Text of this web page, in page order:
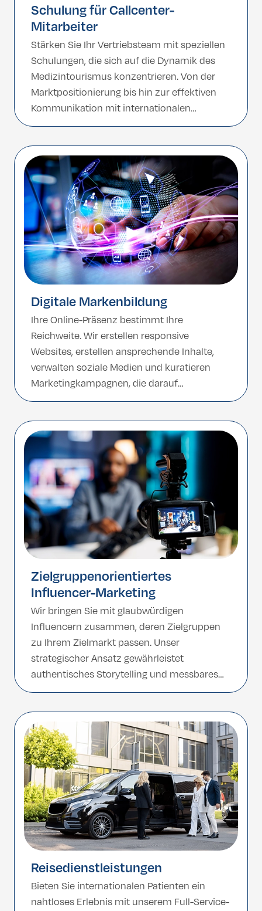
Schulung für Callcenter-
Mitarbeiter
Stärken Sie Ihr Vertriebsteam mit speziellen
Schulungen, die sich auf die Dynamik des
Medizintourismus konzentrieren. Von der
Marktpositionierung bis hin zur effektiven
Kommunikation mit internationalen
Patienten – wir vermitteln Ihrem Team die
Digitale Markenbildung
Ihre Online-Präsenz bestimmt Ihre
Reichweite. Wir erstellen responsive
Websites, erstellen ansprechende Inhalte,
verwalten soziale Medien und kuratieren
Marketingkampagnen, die darauf
zugeschnitten sind, internationale Patienten
aufzubauen.
Zielgruppenorientiertes
Influencer-Marketing
Wir bringen Sie mit glaubwürdigen
Influencern zusammen, deren Zielgruppen
zu Ihrem Zielmarkt passen. Unser
strategischer Ansatz gewährleistet
authentisches Storytelling und messbares
Markenengagement durch sinnvolle
Reisedienstleistungen
Bieten Sie internationalen Patienten ein
nahtloses Erlebnis mit unserem Full-Service-